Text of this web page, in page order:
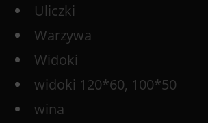
Uliczki
Warzywa
Widoki
widoki 120*60, 100*50
wina